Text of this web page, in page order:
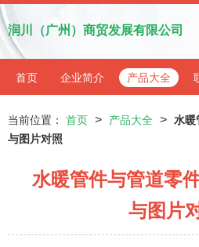
润川（广州）商贸发展有限公司
首页 企业简介 产品大全
当前位置： 首页 > 产品大全 > 水暖
与图片对照
水暖管件与管道零
与图片